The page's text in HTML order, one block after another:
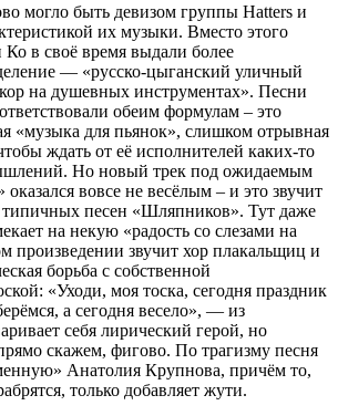
могло быть девизом группы Hatters и
их музыки. Вместо этого
в своё время выдали более
— «русско-цыганский уличный
на душевных инструментах». Песни
обеим формулам – это
«музыка для пьянок», слишком отрывная
ждать от её исполнителей каких-то
Но новый трек под ожидаемым
вовсе не весёлым – и это звучит
типичных песен «Шляпников». Тут даже
на некую «радость со слезами на
произведении звучит хор плакальщиц и
борьба с собственной
«Уходи, моя тоска, сегодня праздник
а сегодня весело», — из
себя лирический герой, но
скажем, фигово. По трагизму песня
Анатолия Крупнова, причём то,
только добавляет жути.